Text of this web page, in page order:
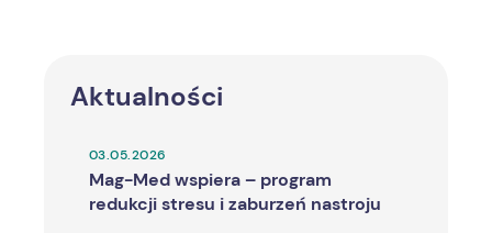
Aktualności
03.05.2026
Mag-Med wspiera – program
redukcji stresu i zaburzeń nastroju